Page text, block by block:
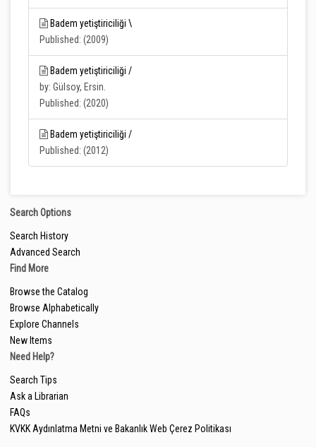
Badem yetiştiriciliği \
Published: (2009)
Badem yetiştiriciliği /
by: Gülsoy, Ersin.
Published: (2020)
Badem yetiştiriciliği /
Published: (2012)
Search Options
Search History
Advanced Search
Find More
Browse the Catalog
Browse Alphabetically
Explore Channels
New Items
Need Help?
Search Tips
Ask a Librarian
FAQs
KVKK Aydınlatma Metni ve Bakanlık Web Çerez Politikası